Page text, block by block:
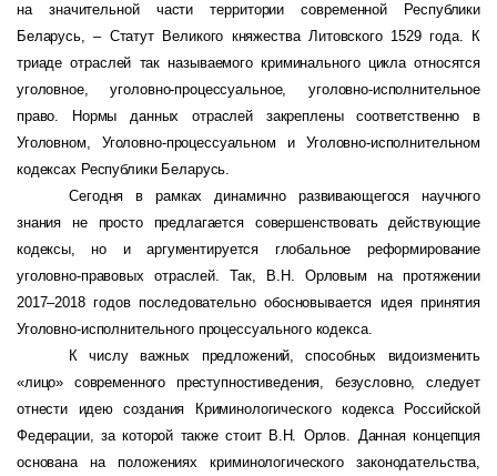
на значительной части территории современной Республики
Беларусь, – Статут Великого княжества Литовского 1529 года. К
триаде отраслей так называемого криминального цикла относятся
уголовное, уголовно-процессуальное, уголовно-исполнительное
право. Нормы данных отраслей закреплены соответственно в
Уголовном, Уголовно-процессуальном и Уголовно-исполнительном
кодексах Республики Беларусь.
Сегодня в рамках динамично развивающегося научного
знания не просто предлагается совершенствовать действующие
кодексы, но и аргументируется глобальное реформирование
уголовно-правовых отраслей. Так, В.Н. Орловым на протяжении
2017–2018 годов последовательно обосновывается идея принятия
Уголовно-исполнительного процессуального кодекса.
К числу важных предложений, способных видоизменить
«лицо» современного преступностиведения, безусловно, следует
отнести идею создания Криминологического кодекса Российской
Федерации, за которой также стоит В.Н. Орлов. Данная концепция
основана на положениях криминологического законодательства,